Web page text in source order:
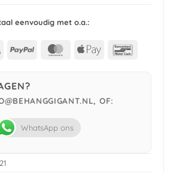
eenvoudig met o.a.:
Visa PayPal MasterCard
Apple
OF:
WhatsApp ons